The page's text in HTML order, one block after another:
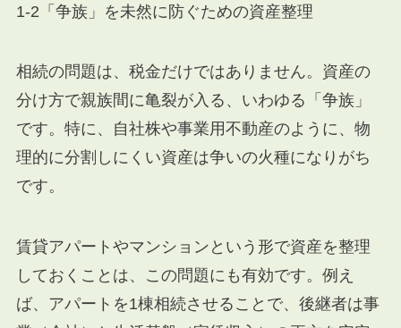
1-2「争族」を未然に防ぐための資産整理
相続の問題は、税金だけではありません。資産の
分け方で親族間に亀裂が入る、いわゆる「争族」
です。特に、自社株や事業用不動産のように、物
理的に分割しにくい資産は争いの火種になりがち
です。
賃貸アパートやマンションという形で資産を整理
しておくことは、この問題にも有効です。例え
ば、アパートを1棟相続させることで、後継者は事